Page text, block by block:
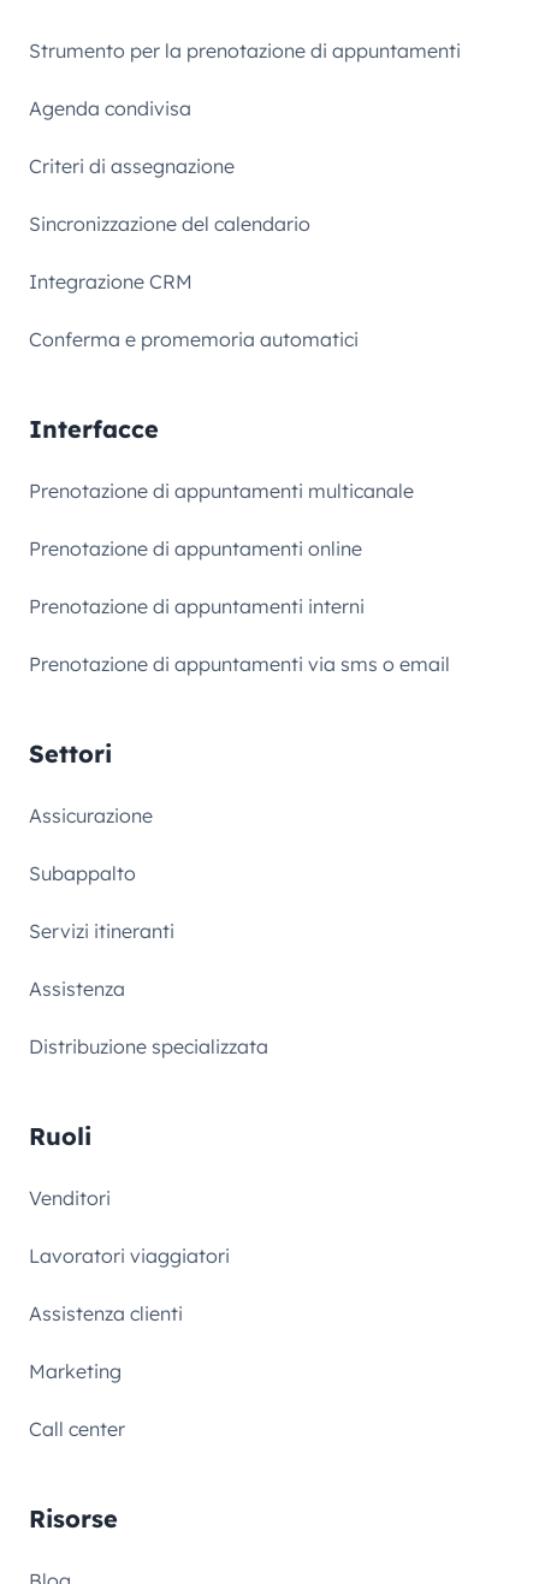
Strumento per la prenotazione di appuntamenti
Agenda condivisa
Criteri di assegnazione
Sincronizzazione del calendario
Integrazione CRM
Conferma e promemoria automatici
Interfacce
Prenotazione di appuntamenti multicanale
Prenotazione di appuntamenti online
Prenotazione di appuntamenti interni
Prenotazione di appuntamenti via sms o email
Settori
Assicurazione
Subappalto
Servizi itineranti
Assistenza
Distribuzione specializzata
Ruoli
Venditori
Lavoratori viaggiatori
Assistenza clienti
Marketing
Call center
Risorse